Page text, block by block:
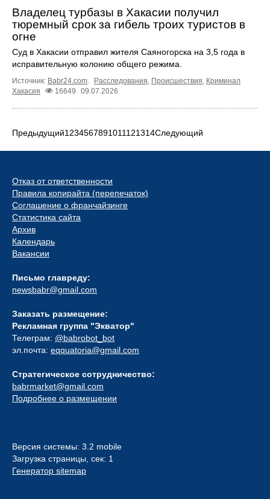
Владелец турбазы в Хакасии получил
тюремный срок за гибель троих туристов в
огне
Суд в Хакасии отправил жителя Саяногорска на 3,5 года в
исправительную колонию общего режима.
Источник: Babr24.com. Расследования, Происшествия, Криминал
Хакасия
16649 09.07.2026
Предыдущий1 234567891011121314Следующий
Отказ от ответственности
Правила копирайта (перепечаток)
Соглашение о франчайзинге
Статистика сайта
Архив
Календарь
Вакансии
Письмо главреду:
newsbabr@gmail.com
Заказать размещение:
Рекламная группа "Экватор"
Телеграм: @babrobot_bot
эл.почта: eqquatoria@gmail.com
Стратегическое сотрудничество:
babrmarket@gmail.com
Подробнее о размещении
Версия системы: 3.2 mobile
Загрузка страницы, сек: 1
Генератор sitemap